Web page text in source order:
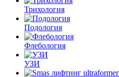
Трихология
Подология
Флебология
УЗИ